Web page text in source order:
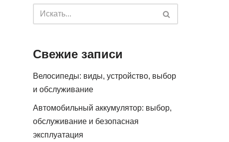
Свежие записи
Велосипеды: виды, устройство, выбор
и обслуживание
Автомобильный аккумулятор: выбор,
обслуживание и безопасная
эксплуатация